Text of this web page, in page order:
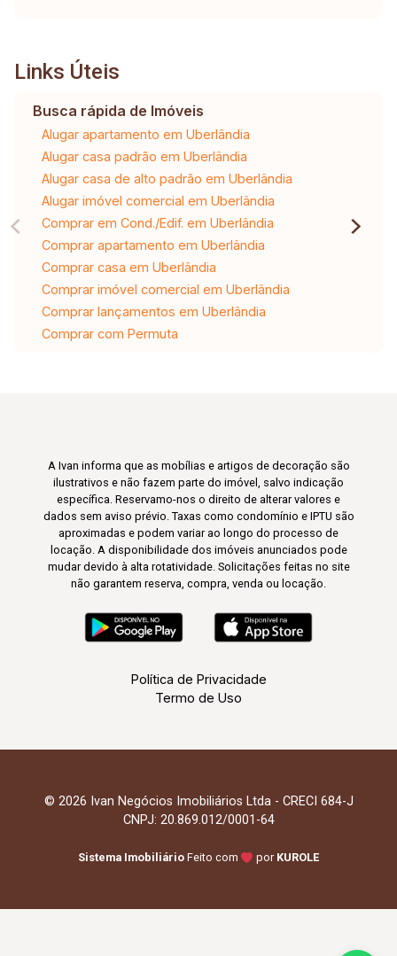
Links Úteis
Busca rápida de Imóveis
Alugar apartamento em Uberlândia
Alugar casa padrão em Uberlândia
Alugar casa de alto padrão em Uberlândia
Alugar imóvel comercial em Uberlândia
Comprar em Cond./Edif. em Uberlândia
Comprar apartamento em Uberlândia
Comprar casa em Uberlândia
Comprar imóvel comercial em Uberlândia
Comprar lançamentos em Uberlândia
Comprar com Permuta
A Ivan informa que as mobílias e artigos de decoração são
ilustrativos e não fazem parte do imóvel, salvo indicação
específica. Reservamo-nos o direito de alterar valores e
dados sem aviso prévio. Taxas como condomínio e IPTU são
aproximadas e podem variar ao longo do processo de
locação. A disponibilidade dos imóveis anunciados pode
mudar devido à alta rotatividade. Solicitações feitas no site
não garantem reserva, compra, venda ou locação.
Política de Privacidade
Termo de Uso
© 2026 Ivan Negócios Imobiliários Ltda - CRECI 684-J
CNPJ: 20.869.012/0001-64
Sistema Imobiliário Feito com por KUROLE